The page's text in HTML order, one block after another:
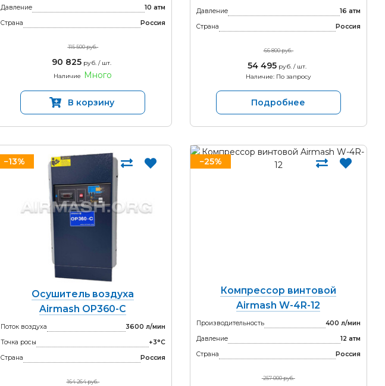
Давление
10 атм
Страна
Россия
115 500 руб.
90 825руб. / шт.
Наличие
Много
В корзину
Давление
16 атм
Страна
Россия
66 800 руб.
54 495руб. / шт.
Наличие: По запросу
Подробнее
−13%
Осушитель воздуха
Airmash OP360-С
Поток воздуха
3600 л/мин
Точка росы
+3°С
Страна
Россия
164 264 руб.
−25%
Компрессор винтовой
Airmash W-4R-12
Производительность
400 л/мин
Давление
12 атм
Страна
Россия
257 000 руб.